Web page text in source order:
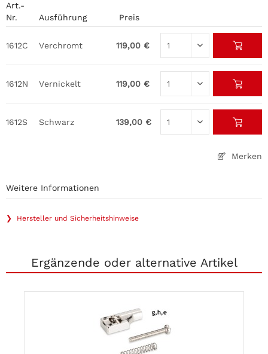
Merken
Art.-
Nr.
Ausführung Preis
1612C Verchromt 119,00 €
1612N Vernickelt 119,00 €
1612S Schwarz 139,00 €
Weitere Informationen
❯ Hersteller und Sicherheitshinweise
Ergänzende oder alternative Artikel